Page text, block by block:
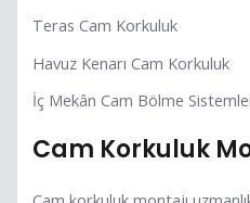
Teras Cam Korkuluk
Havuz Kenarı Cam Korkuluk
İç Mekân Cam Bölme
Cam Korkuluk